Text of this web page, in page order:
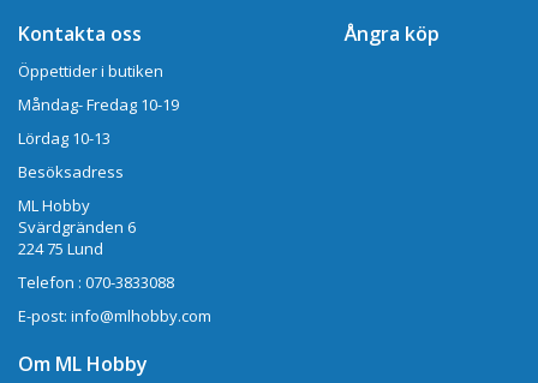
Kontakta oss
Öppettider i butiken
Måndag- Fredag 10-19
Lördag 10-13
Besöksadress
ML Hobby
Svärdgränden 6
224 75 Lund
Telefon : 070-3833088
E-post: info@mlhobby.com
Ångra köp
Om ML Hobby